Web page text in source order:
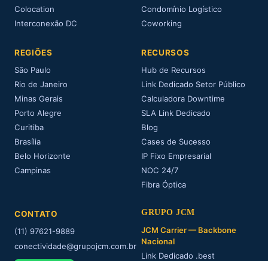
Colocation
Interconexão DC
Condomínio Logístico
Coworking
REGIÕES
São Paulo
Rio de Janeiro
Minas Gerais
Porto Alegre
Curitiba
Brasília
Belo Horizonte
Campinas
RECURSOS
Hub de Recursos
Link Dedicado Setor Público
Calculadora Downtime
SLA Link Dedicado
Blog
Cases de Sucesso
IP Fixo Empresarial
NOC 24/7
Fibra Óptica
CONTATO
(11) 97621-9889
conectividade@grupojcm.com.br
GRUPO JCM
JCM Carrier — Backbone
Nacional
Link Dedicado .best